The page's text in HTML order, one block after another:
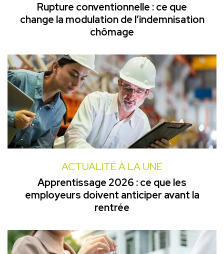
Rupture conventionnelle : ce que
change la modulation de l’indemnisation
chômage
ACTUALITÉ À LA UNE
Apprentissage 2026 : ce que les
employeurs doivent anticiper avant la
rentrée